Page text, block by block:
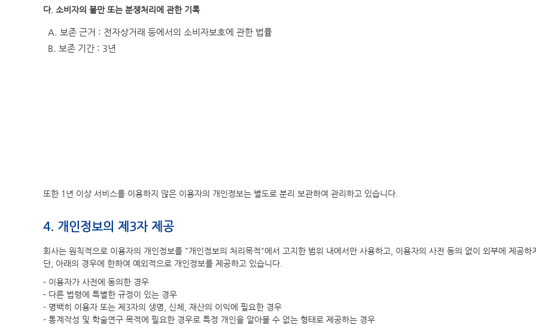
다. 소비자의 불만 또는 분쟁처리에 관한 기록
A. 보존 근거 : 전자상거래 등에서의 소비자보호에 관한 법률
B. 보존 기간 : 3년
또한 1년 이상 서비스를 이용하지 않은 이용자의 개인정보는 별도로 분리 보관하여 관리하고 있습니다.
4. 개인정보의 제3자 제공
회사는 원칙적으로 이용자의 개인정보를 "개인정보의 처리목적"에서 고지한 범위 내에서만 사용하고, 이용자의 사전 동의 없이 외부에 제공하
단, 아래의 경우에 한하여 예외적으로 개인정보를 제공하고 있습니다.
- 이용자가 사전에 동의한 경우
- 다른 법령에 특별한 규정이 있는 경우
- 명백히 이용자 또는 제3자의 생명, 신체, 재산의 이익에 필요한 경우
- 통계작성 및 학술연구 목적에 필요한 경우로 특정 개인을 알아볼 수 없는 형태로 제공하는 경우